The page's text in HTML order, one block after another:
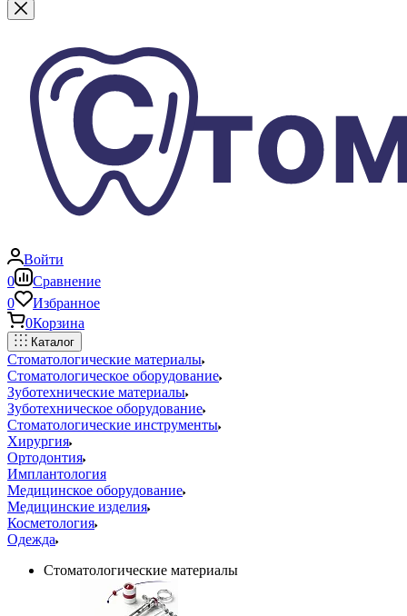
Войти
0
Сравнение
0
Избранное
0Корзина
Каталог
Стоматологические материалы
Стоматологическое оборудование
Зуботехнические материалы
Зуботехническое оборудование
Стоматологические инструменты
Хирургия
Ортодонтия
Имплантология
Медицинское оборудование
Медицинские изделия
Косметология
Одежда
Стоматологические материалы